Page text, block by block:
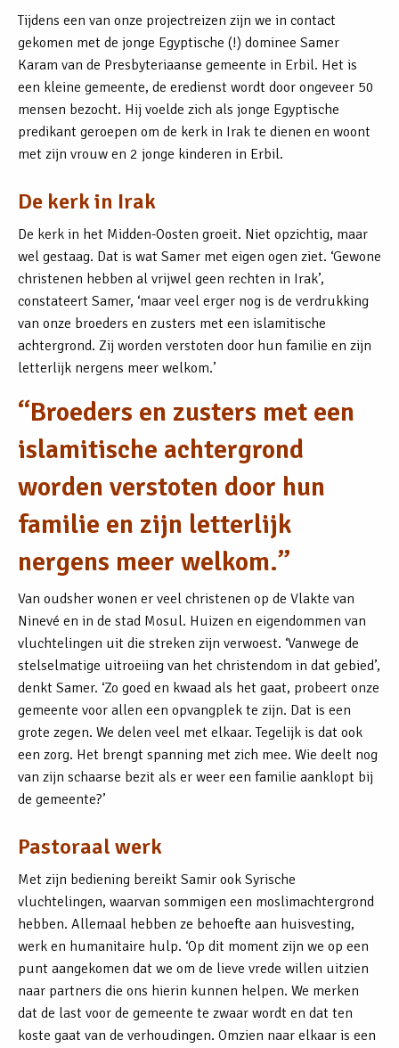
Tijdens een van onze projectreizen zijn we in contact
gekomen met de jonge Egyptische (!) dominee Samer
Karam van de Presbyteriaanse gemeente in Erbil. Het is
een kleine gemeente, de eredienst wordt door ongeveer 50
mensen bezocht. Hij voelde zich als jonge Egyptische
predikant geroepen om de kerk in Irak te dienen en woont
met zijn vrouw en 2 jonge kinderen in Erbil.
De kerk in Irak
De kerk in het Midden-Oosten groeit. Niet opzichtig, maar
wel gestaag. Dat is wat Samer met eigen ogen ziet. ‘Gewone
christenen hebben al vrijwel geen rechten in Irak’,
constateert Samer, ‘maar veel erger nog is de verdrukking
van onze broeders en zusters met een islamitische
achtergrond. Zij worden verstoten door hun familie en zijn
letterlijk nergens meer welkom.’
“Broeders en zusters met een
islamitische achtergrond
worden verstoten door hun
familie en zijn letterlijk
nergens meer welkom.”
Van oudsher wonen er veel christenen op de Vlakte van
Ninevé en in de stad Mosul. Huizen en eigendommen van
vluchtelingen uit die streken zijn verwoest. ‘Vanwege de
stelselmatige uitroeiing van het christendom in dat gebied’,
denkt Samer. ‘Zo goed en kwaad als het gaat, probeert onze
gemeente voor allen een opvangplek te zijn. Dat is een
grote zegen. We delen veel met elkaar. Tegelijk is dat ook
een zorg. Het brengt spanning met zich mee. Wie deelt nog
van zijn schaarse bezit als er weer een familie aanklopt bij
de gemeente?’
Pastoraal werk
Met zijn bediening bereikt Samir ook Syrische
vluchtelingen, waarvan sommigen een moslimachtergrond
hebben. Allemaal hebben ze behoefte aan huisvesting,
werk en humanitaire hulp. ‘Op dit moment zijn we op een
punt aangekomen dat we om de lieve vrede willen uitzien
naar partners die ons hierin kunnen helpen. We merken
dat de last voor de gemeente te zwaar wordt en dat ten
koste gaat van de verhoudingen. Omzien naar elkaar is een